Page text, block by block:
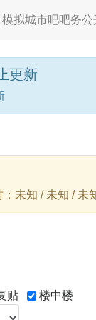
模拟城市吧吧务公
更新
未知 / 未知 / 未
贴
楼中楼